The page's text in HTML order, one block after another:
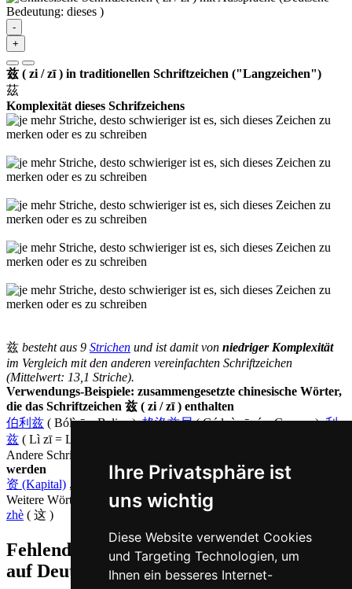
Ihre Privatsphäre ist
uns wichtig
Diese Website verwendet Cookies
und Targeting Technologien, um
Ihnen ein besseres Internet-
-
+
兹 ( zi / zī ) in traditionellen Schriftzeichen ("Langzeichen")
茲
Komplexität dieses Schrifzeichens
兹 besteht aus 9 Strichen und ist damit von niedriger Komplexität
im Vergleich mit den anderen vereinfachten Schriftzeichen
(Mittelwert: 13,1 Striche).
Verwendungs-Beispiele: zusammengesetzte chinesische Wörter,
die das Schriftzeichen 兹 ( zi / zī ) enthalten
伯利兹 ( Bólìzī = Belize ), 格洛兹尼( Gé luò zī ní = Gronzy ), 利
兹 ( Lì zī = Leeds ),
Andere Schriftzeichen, die auf Chinesisch
werden
资 (Kapital) , , 滋 (wachsen) ,
姿 (Haltung)
Weitere Wörter, die ebenfallsdieses auf Chinesisch
zhè ( 这 )
Fehlende oder falsche Übersetzung für zi
auf Deutsch melden